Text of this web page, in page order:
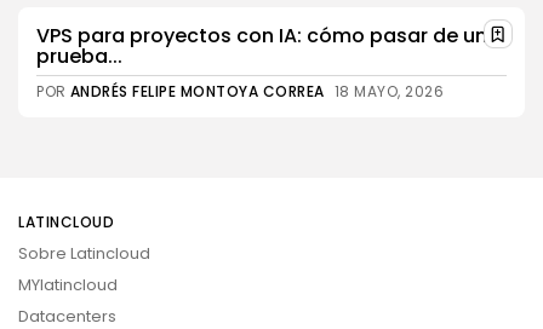
VPS para proyectos con IA: cómo pasar de una
prueba...
POR ANDRÉS FELIPE MONTOYA CORREA 18 MAYO, 2026
LATINCLOUD
Sobre Latincloud
MYlatincloud
Datacenters